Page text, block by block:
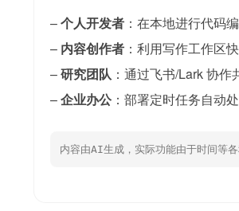
–个人开发者 ：在本地进行代码
– 内容创作者 ：利用写作工作区
–研究团队 ：通过飞书/Lark 协作
–企业办公：部署定时任务自动
内容由AI生成，实际功能由于时间等